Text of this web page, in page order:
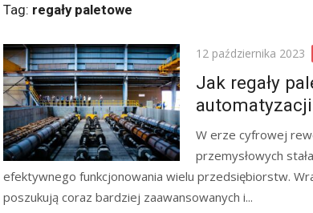
Tag: regały paletowe
Posted
12 października 2023
Jak regały
W erze cyfrowej
przemysłowych
efektywnego funkcjonowania wielu przedsiębiorstw.
poszukują coraz bardziej zaawansowanych i...